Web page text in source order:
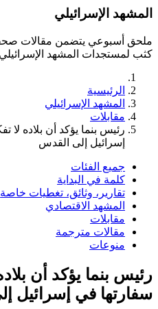
المشهد الإسرائيلي
ملحق أسبوعي يتضمن مقالات
كثب لمستجدات المشهد
الرئيسية
المشهد الإسرائيلي
مقابلات
رئيس بنما يؤكد أن بلاده لا
إسرائيل إلى القدس
جميع الفئات
كلمة في البداية
تقارير، وثائق، تغطيات خاصة
المشهد الاقتصادي
مقابلات
مقالات مترجمة
منوعات
رئيس بنما يؤكد أن
سفارتها في إسرائيل